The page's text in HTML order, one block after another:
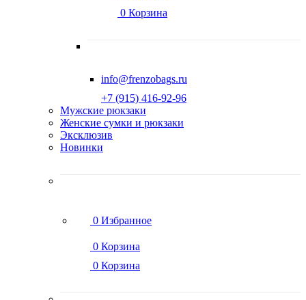
0 Корзина
info@frenzobags.ru
‭+7 (915) 416-92-96
Мужские рюкзаки
Женские сумки и рюкзаки
Эксклюзив
Новинки
0 Избранное
0 Корзина
0 Корзина